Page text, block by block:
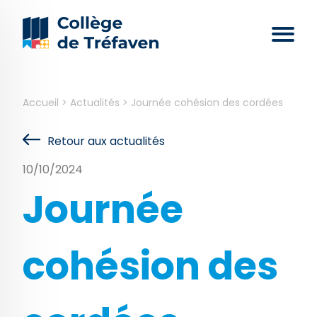
Accueil > Actualités > Journée cohésion des cordées
Retour aux actualités
10/10/2024
Journée
cohésion des